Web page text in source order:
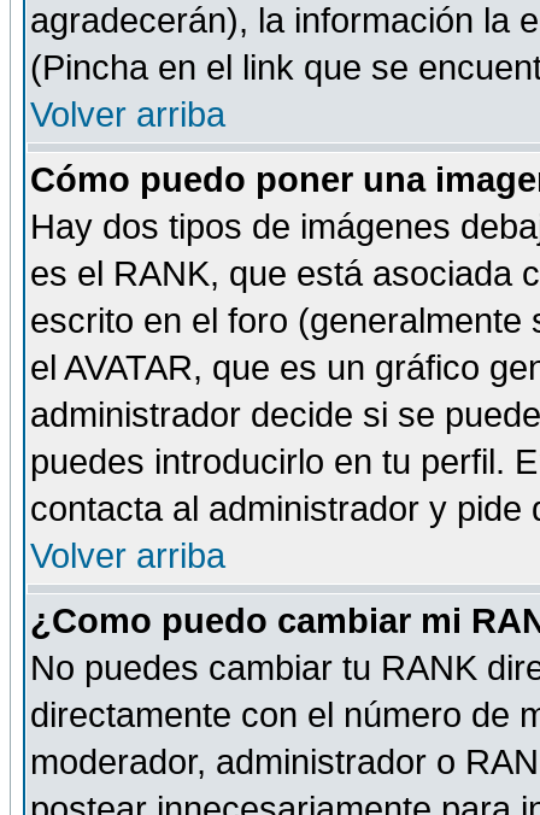
agradecerán), la información la
(Pincha en el link que se
Volver arriba
Cómo puedo poner una
Hay dos tipos de imágenes
es el RANK, que está asociada
escrito en el foro
el AVATAR, que es un gráfico
administrador decide si se
puedes introducirlo en tu perfil.
contacta al administrador y
Volver arriba
¿Como puedo cambiar mi
No puedes cambiar tu RANK
directamente con el número de
moderador, administrador o